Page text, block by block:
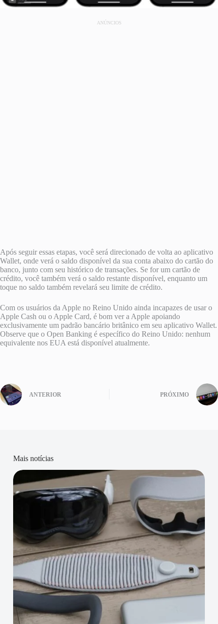
ANÚNCIOS
Após seguir essas etapas, você será direcionado de volta ao aplicativo
Wallet, onde verá o saldo disponível da sua conta abaixo do cartão do
banco, junto com seu histórico de transações. Se for um cartão de
crédito, você também verá o saldo restante disponível, enquanto um
toque no saldo também revelará seu limite de crédito.
Com os usuários da Apple no Reino Unido ainda incapazes de usar o
Apple Cash ou o Apple Card, é bom ver a Apple apoiando
exclusivamente um padrão bancário britânico em seu aplicativo Wallet.
Observe que o Open Banking é específico do Reino Unido: nenhum
equivalente nos EUA está disponível atualmente.
ANTERIOR PRÓXIMO
Mais notícias